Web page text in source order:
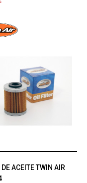
DE ACEITE TWIN AIR